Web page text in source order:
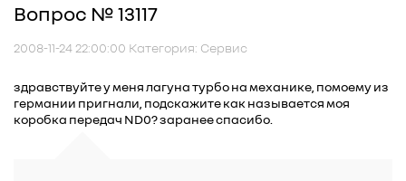
Вопрос № 13117
2008-11-24 22:00:00 Категория: Сервис
здравствуйте у меня лагуна турбо на механике, помоему из
германии пригнали, подскажите как называется моя
коробка передач ND0? заранее спасибо.